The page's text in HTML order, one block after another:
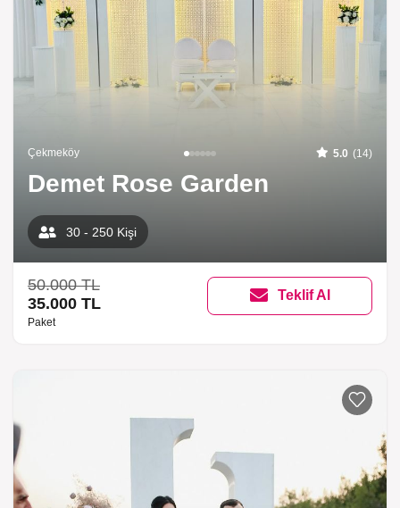
Çekmeköy 5.0 (14)
Demet Rose Garden
30 - 250 Kişi
50.000 TL
35.000 TL
Paket
Teklif Al